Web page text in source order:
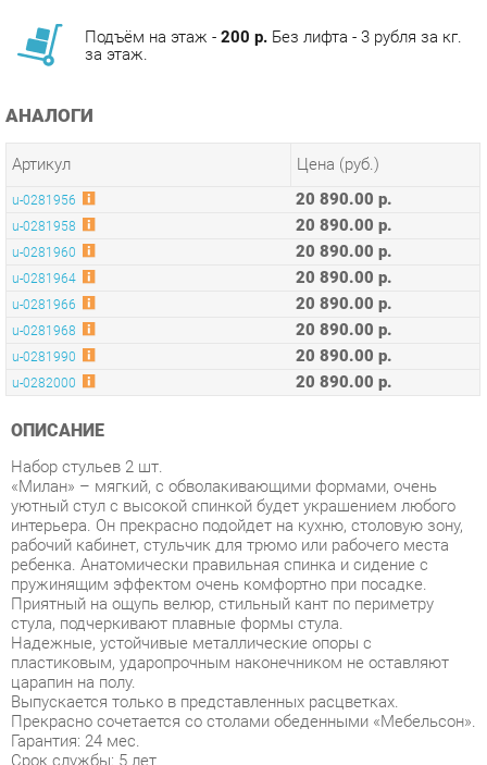
АНАЛОГИ
Артикул
u-0281956 20 890.00 р.
u-0281958 20 890.00 р.
u-0281960 20 890.00 р.
u-0281964 20 890.00 р.
u-0281966 20 890.00 р.
20 890.00 р.
20 890.00 р.
ОПИСАНИЕ
Набор стульев 2 шт.
«Милан» – мягкий, с обволакивающими формами, очень
уютный стул с высокой спинкой будет украшением любого
интерьера. Он прекрасно подойдет на кухню, столовую зону,
рабочий кабинет, стульчик для трюмо или рабочего места
ребенка. Анатомически правильная спинка и сидение с
пружинящим эффектом очень комфортно при посадке.
Приятный на ощупь велюр, стильный кант по периметру
стула, подчеркивают плавные формы стула.
Надежные, устойчивые металлические опоры с
пластиковым, ударопрочным наконечником не оставляют
царапин на полу.
Выпускается только в представленных расцветках.
Прекрасно сочетается со столами обеденными «Мебельсон».
Гарантия: 24 мес.
Срок службы: 5 лет
Габаритные размеры (ШхГхВ мм): 560х600х900
Высота от пола до сидения (мм): 500
Высота спинки (мм): 440
Глубина сидения (мм): 460 мм